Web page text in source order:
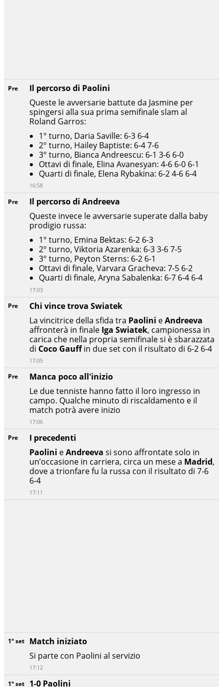
1° set 1-0 Paolini
1° set
Match iniziato
Si parte con Paolini al servizio
17:12
Pre
I precedenti
Paolini eAndreeva si sono affrontate solo in
un’occasione in carriera, circa un mese a Madrid,
dove a trionfare fu la russa con il risultato di 7-6
6-4
17:11
Pre
Manca poco all'inizio
Le due tenniste hanno fatto il loro ingresso in
campo. Qualche minuto di riscaldamento e il
match potrà avere inizio
17:06
Pre
Chi vince trova Swiatek
La vincitrice della sfida tra Paolini eAndreeva
affronterà in finale Iga Swiatek, campionessa in
carica che nella propria semifinale si è sbarazzata
di Coco Gauffin due set con il risultato di 6-2 6-4
17:05
Pre
Il percorso di Andreeva
Queste invece le avversarie superate dalla baby
prodigio russa:
1° turno, Emina Bektas: 6-2 6-3
2° turno, Viktoria Azarenka: 6-3 3-6 7-5
3° turno, Peyton Sterns: 6-2 6-1
Ottavi di finale, Varvara Gracheva: 7-5 6-2
Quarti di finale, Aryna Sabalenka: 6-7 6-4 6-4
17:03
Pre
Il percorso di Paolini
Queste le avversarie battute da Jasmine per
spingersi alla sua prima semifinale slam al
Roland Garros:
1° turno, Daria Saville: 6-3 6-4
2° turno, Hailey Baptiste: 6-4 7-6
3° turno, Bianca Andreescu: 6-1 3-6 6-0
Ottavi di finale, Elina Avanesyan: 4-6 6-0 6-1
Quarti di finale, Elena Rybakina: 6-2 4-6 6-4
16:58